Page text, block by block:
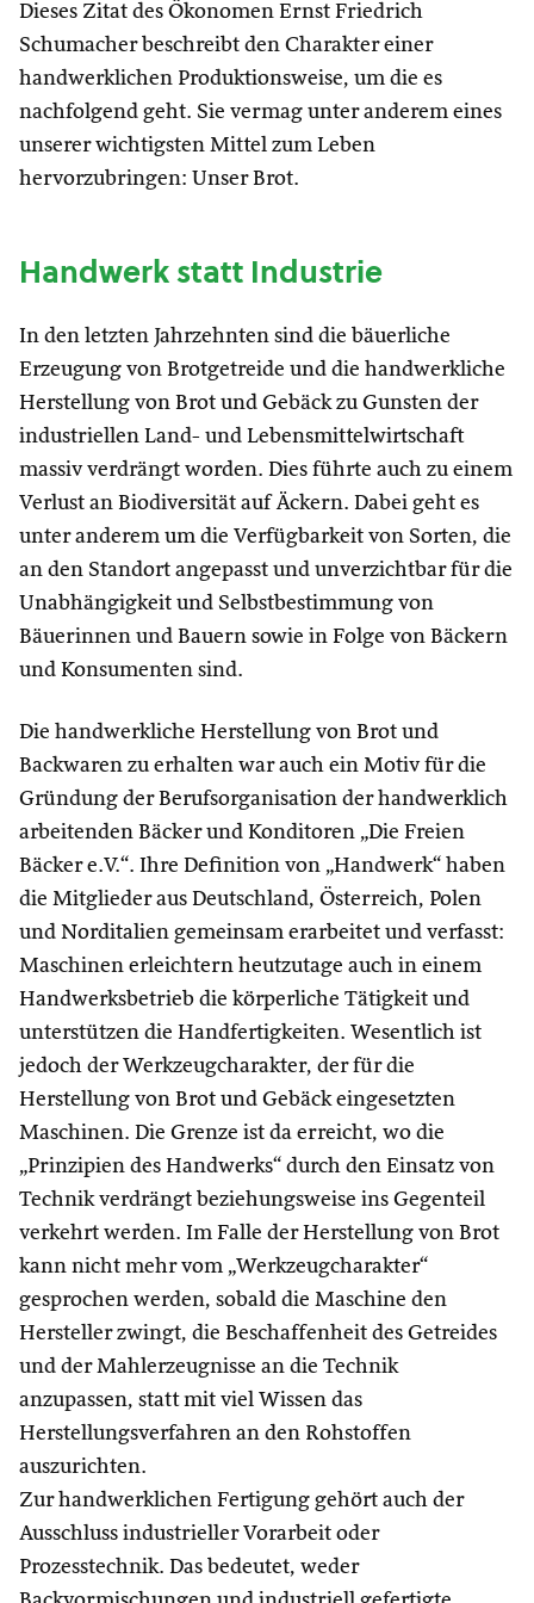
Dieses Zitat des Ökonomen Ernst Friedrich
Schumacher beschreibt den Charakter einer
handwerklichen Produktionsweise, um die es
nachfolgend geht. Sie vermag unter anderem eines
unserer wichtigsten Mittel zum Leben
hervorzubringen: Unser Brot.
Handwerk statt Industrie
In den letzten Jahrzehnten sind die bäuerliche
Erzeugung von Brotgetreide und die handwerkliche
Herstellung von Brot und Gebäck zu Gunsten der
industriellen Land- und Lebensmittelwirtschaft
massiv verdrängt worden. Dies führte auch zu einem
Verlust an Biodiversität auf Äckern. Dabei geht es
unter anderem um die Verfügbarkeit von Sorten, die
an den Standort angepasst und unverzichtbar für die
Unabhängigkeit und Selbstbestimmung von
Bäuerinnen und Bauern sowie in Folge von Bäckern
und Konsumenten sind.
Die handwerkliche Herstellung von Brot und
Backwaren zu erhalten war auch ein Motiv für die
Gründung der Berufsorganisation der handwerklich
arbeitenden Bäcker und Konditoren „Die Freien
Bäcker e.V.“. Ihre Definition von „Handwerk“ haben
die Mitglieder aus Deutschland, Österreich, Polen
und Norditalien gemeinsam erarbeitet und verfasst:
Maschinen erleichtern heutzutage auch in einem
Handwerksbetrieb die körperliche Tätigkeit und
unterstützen die Handfertigkeiten. Wesentlich ist
jedoch der Werkzeugcharakter, der für die
Herstellung von Brot und Gebäck eingesetzten
Maschinen. Die Grenze ist da erreicht, wo die
„Prinzipien des Handwerks“ durch den Einsatz von
Technik verdrängt beziehungsweise ins Gegenteil
verkehrt werden. Im Falle der Herstellung von Brot
kann nicht mehr vom „Werkzeugcharakter“
gesprochen werden, sobald die Maschine den
Hersteller zwingt, die Beschaffenheit des Getreides
und der Mahlerzeugnisse an die Technik
anzupassen, statt mit viel Wissen das
Herstellungsverfahren an den Rohstoffen
auszurichten.
Zur handwerklichen Fertigung gehört auch der
Ausschluss industrieller Vorarbeit oder
Prozesstechnik. Das bedeutet, weder